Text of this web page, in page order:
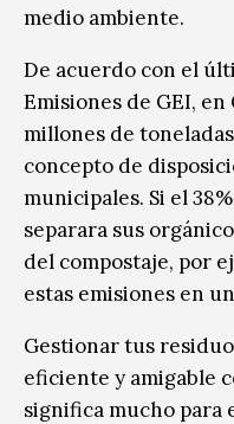
medio ambiente.
De acuerdo con el
Emisiones de GEI, en
millones de
concepto de
municipales. Si el
separara sus
del compostaje, por
estas emisiones en
Gestionar tus
eficiente y amigable
significa mucho para